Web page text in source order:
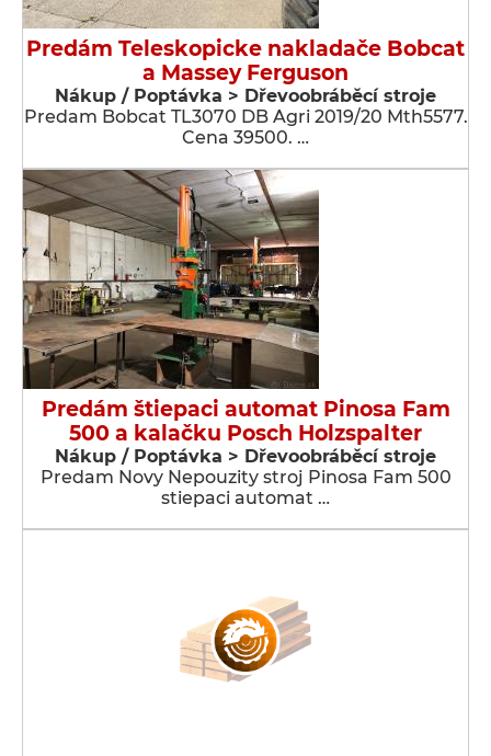
Predám Teleskopicke nakladače Bobcat
a Massey Ferguson
Nákup / Poptávka > Dřevoobráběcí stroje
Predam Bobcat TL3070 DB Agri 2019/20 Mth5577.
Cena 39500. …
Predám štiepaci automat Pinosa Fam
500 a kalačku Posch Holzspalter
Nákup / Poptávka > Dřevoobráběcí stroje
Predam Novy Nepouzity stroj Pinosa Fam 500
stiepaci automat …